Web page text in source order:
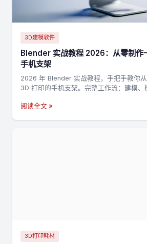
3D建模软件
Blender 实战教程 2026：从零制作
手机支架
2026 年 Blender 实战教程，手把手教你
3D 打印的手机支架。完整工作流：建模、
阅读全文 »
3D打印耗材